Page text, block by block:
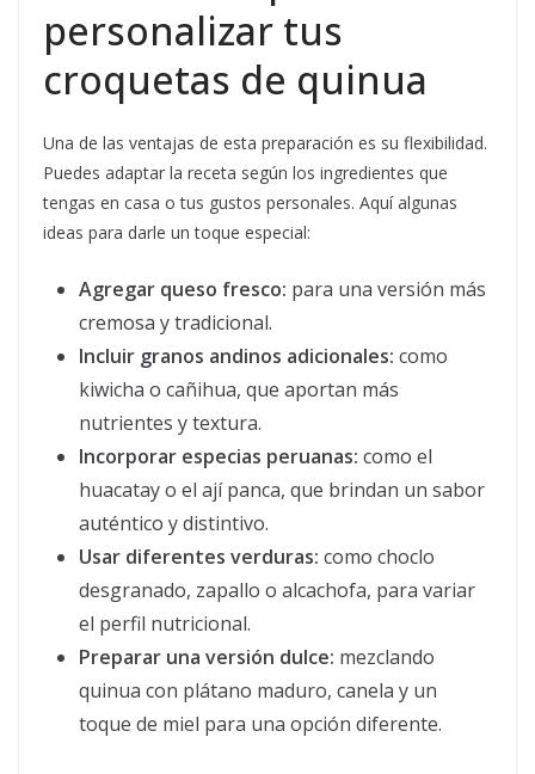
personalizar tus
croquetas de quinua
Una de las ventajas de esta preparación es su flexibilidad.
Puedes adaptar la receta según los ingredientes que
tengas en casa o tus gustos personales. Aquí algunas
ideas para darle un toque especial:
Agregar queso fresco: para una versión más
cremosa y tradicional.
Incluir granos andinos adicionales: como
kiwicha o cañihua, que aportan más
nutrientes y textura.
Incorporar especias peruanas: como el
huacatay o el ají panca, que brindan un sabor
auténtico y distintivo.
Usar diferentes verduras: como choclo
desgranado, zapallo o alcachofa, para variar
el perfil nutricional.
Preparar una versión dulce: mezclando
quinua con plátano maduro, canela y un
toque de miel para una opción diferente.